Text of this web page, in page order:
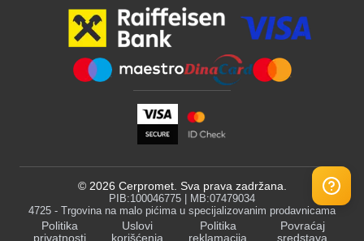
© 2026 Cerpromet. Sva prava zadržana.
PIB:100046775 | MB:07479034
4725 - Trgovina na malo pićima u specijalizovanim prodavnicama
Politika
privatnosti
Uslovi
korišćenja
Politika
reklamacija
Povraćaj
sredstava